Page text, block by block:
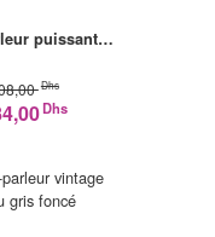
puissant…
Dhs
Dhs